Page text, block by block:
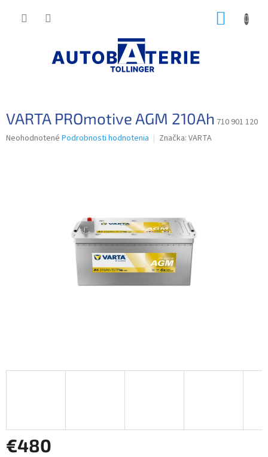
VARTA PROmotive AGM 210Ah 710 901 120
Priemerné
Neohodnotené Podrobnosti hodnotenia Značka: VARTA
€480